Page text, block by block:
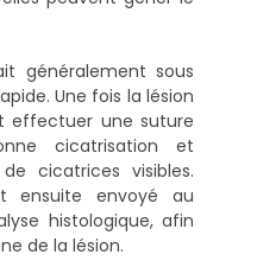
généralement sous
Une fois la lésion
effectuer une suture
cicatrisation et
cicatrices visibles.
ensuite envoyé au
histologique, afin
de la lésion.